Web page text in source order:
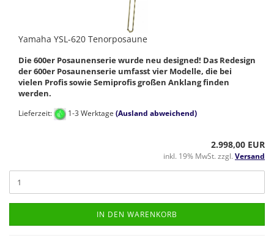
Yamaha YSL-620 Tenorposaune
Die 600er Posaunenserie wurde neu designed! Das Redesign
der 600er Posaunenserie umfasst vier Modelle, die bei
vielen Profis sowie Semiprofis großen Anklang finden
werden.
Lieferzeit: 1-3 Werktage (Ausland abweichend)
2.998,00 EUR
inkl. 19% MwSt. zzgl. Versand
IN DEN WARENKORB